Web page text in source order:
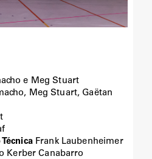
e Meg Stuart
Meg Stuart, Gaëtan
Frank Laubenheimer
Kerber Canabarro